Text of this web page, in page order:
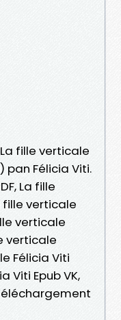
fille verticale
pan Félicia Viti.
La fille
fille verticale
verticale
verticale
Félicia Viti
Viti Epub VK,